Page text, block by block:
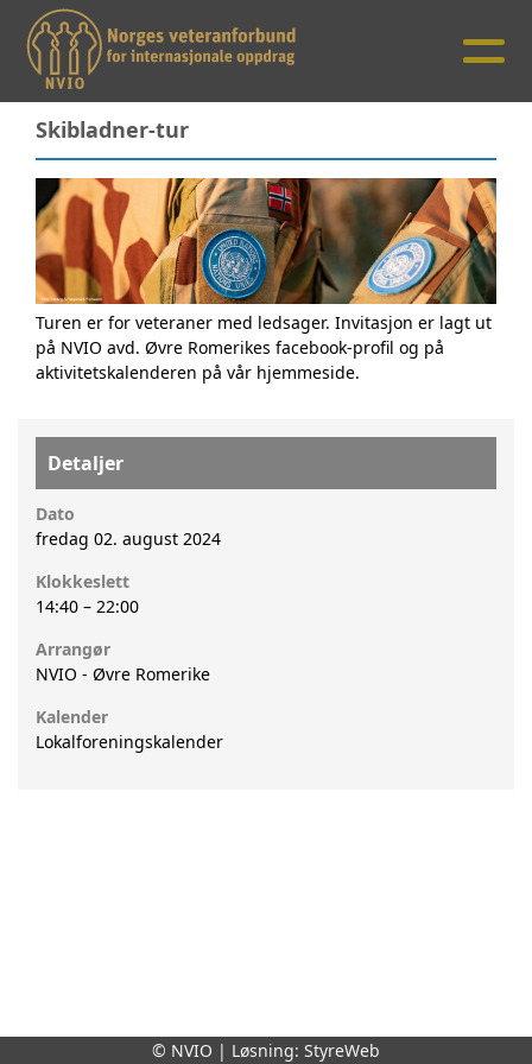
Skibladner-tur
Turen er for veteraner med ledsager. Invitasjon er lagt ut
på NVIO avd. Øvre Romerikes facebook-profil og på
aktivitetskalenderen på vår hjemmeside.
Detaljer
Dato
fredag 02. august 2024
Klokkeslett
14:40 – 22:00
Arrangør
NVIO - Øvre Romerike
Kalender
Lokalforeningskalender
© NVIO | Løsning: StyreWeb